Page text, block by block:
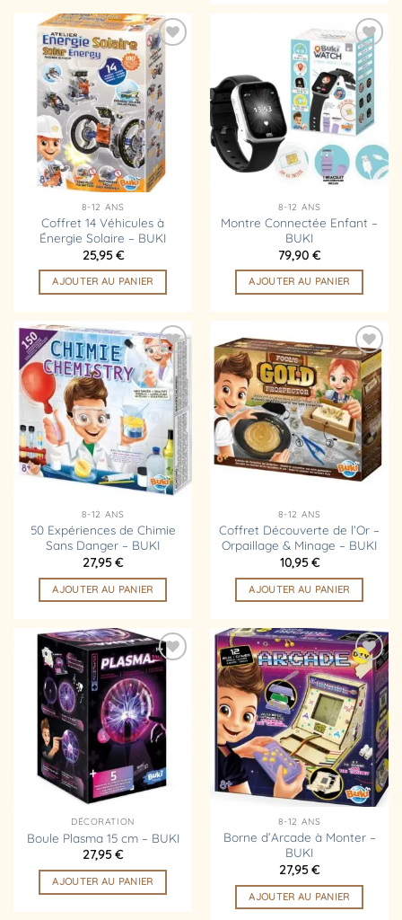
Ajouter
à la
liste
d’envies
8-12 ANS
Coffret 14 Véhicules à
Énergie Solaire – BUKI
25,95€
AJOUTER AU PANIER
Ajouter
à la
liste
d’envies
8-12 ANS
Montre Connectée Enfant –
BUKI
79,90 €
AJOUTER AU PANIER
Ajouter
à la
liste
d’envies
8-12 ANS
50 Expériences de Chimie
Sans Danger – BUKI
27,95€
AJOUTER AU PANIER
Ajouter
à la
liste
d’envies
8-12 ANS
Coffret Découverte de l’Or –
Orpaillage & Minage – BUKI
10,95€
AJOUTER AU PANIER
Ajouter
à la
liste
d’envies
DÉCORATION
Boule Plasma 15 cm – BUKI
27,95€
AJOUTER AU PANIER
Ajouter
à la
liste
d’envies
8-12 ANS
Borne d’Arcade à Monter –
BUKI
27,95€
AJOUTER AU PANIER